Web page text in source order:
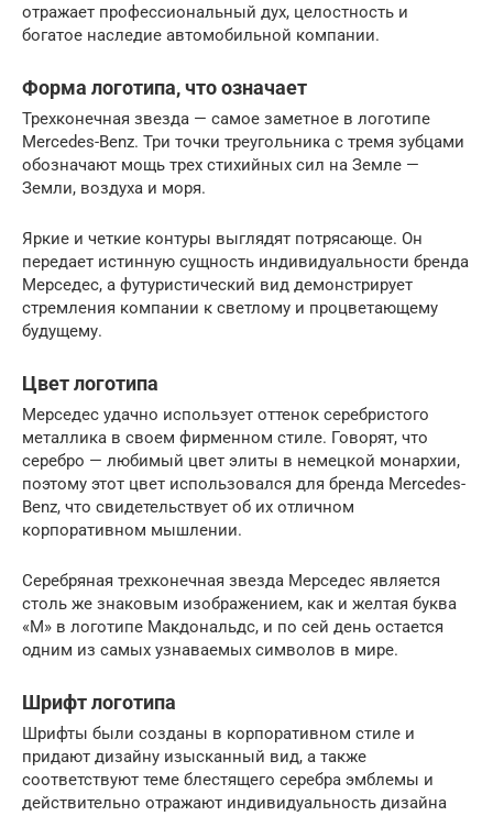
отражает профессиональный дух, целостность и
богатое наследие автомобильной компании.
Форма логотипа, что означает
Трехконечная звезда — самое заметное в логотипе
Mercedes-Benz. Три точки треугольника с тремя зубцами
обозначают мощь трех стихийных сил на Земле —
Земли, воздуха и моря.
Яркие и четкие контуры выглядят потрясающе. Он
передает истинную сущность индивидуальности бренда
Мерседес, а футуристический вид демонстрирует
стремления компании к светлому и процветающему
будущему.
Цвет логотипа
Мерседес удачно использует оттенок серебристого
металлика в своем фирменном стиле. Говорят, что
серебро — любимый цвет элиты в немецкой монархии,
поэтому этот цвет использовался для бренда Mercedes-
Benz, что свидетельствует об их отличном
корпоративном мышлении.
Серебряная трехконечная звезда Мерседес является
столь же знаковым изображением, как и желтая буква
«M» в логотипе Макдональдс, и по сей день остается
одним из самых узнаваемых символов в мире.
Шрифт логотипа
Шрифты были созданы в корпоративном стиле и
придают дизайну изысканный вид, а также
соответствуют теме блестящего серебра эмблемы и
действительно отражают индивидуальность дизайна